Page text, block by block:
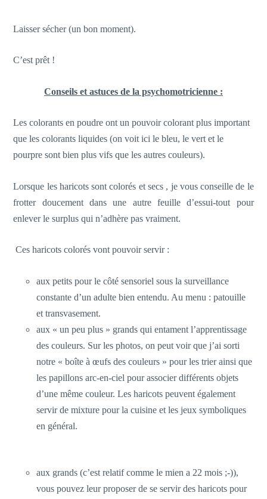
Laisser sécher (un bon moment).
C’est prêt !
Conseils et astuces de la psychomotricienne :
Les colorants en poudre ont un pouvoir colorant plus important
que les colorants liquides (on voit ici le bleu, le vert et le
pourpre sont bien plus vifs que les autres couleurs).
Lorsque les haricots sont colorés et secs , je vous conseille de le
frotter doucement dans une autre feuille d’essui-tout pour
enlever le surplus qui n’adhère pas vraiment.
Ces haricots colorés vont pouvoir servir :
aux petits pour le côté sensoriel sous la surveillance
constante d’un adulte bien entendu. Au menu : patouille
et transvasement.
aux « un peu plus » grands qui entament l’apprentissage
des couleurs. Sur les photos, on peut voir que j’ai sorti
notre « boîte à œufs des couleurs » pour les trier ainsi que
les papillons arc-en-ciel pour associer différents objets
d’une même couleur. Les haricots peuvent également
servir de mixture pour la cuisine et les jeux symboliques
en général.
aux grands (c’est relatif comme le mien a 22 mois ;-)),
vous pouvez leur proposer de se servir des haricots pour